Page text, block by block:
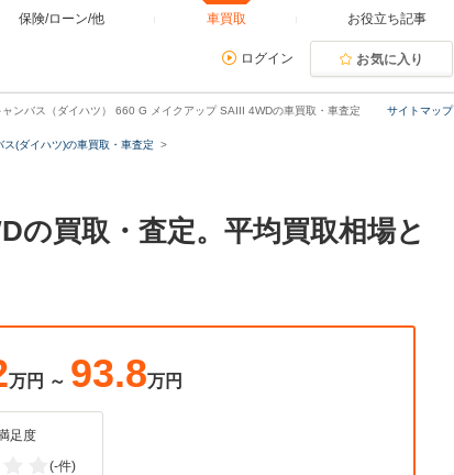
保険/ローン/他 車買取 お役立ち記事
ログイン お気に入り
サイトマップ
ャンバス（ダイハツ） 660 G メイクアップ SAIII 4WDの車買取・車査定
ス(ダイハツ)の車買取・車査定
の買取・査定。平均買取相場と
万円 ～ 93.8万円
足度
(-件)